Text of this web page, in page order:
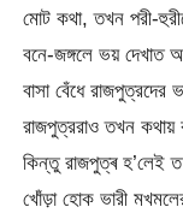
মোট কথা, তখন পরী-
বনে-জঙ্গলে ভয় দেখাত
বাসা বেঁধে
রাজপুত্ররাও তখন কথায়
কিন্তু রাজপুত্ৰ হ’লেই
খোঁড়া হোক ভারী